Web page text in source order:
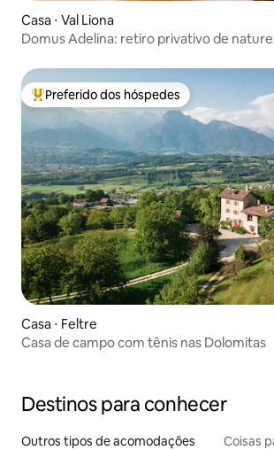
Casa ⋅ Val Liona
Domus Adelina: retiro privativo de
Entre os melhores preferidos dos hóspedes
Preferido dos hóspedes
Casa ⋅ Feltre
Casa de campo com tênis nas Dolomitas
Destinos para conhecer
Outros tipos de acomodações Coisas